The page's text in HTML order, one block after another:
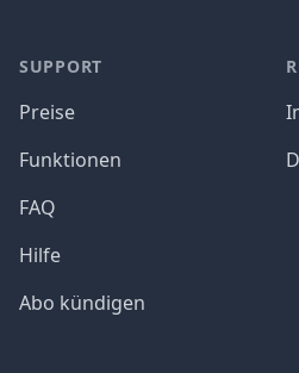
SUPPORT
Preise
Funktionen
FAQ
Hilfe
Abo kündigen